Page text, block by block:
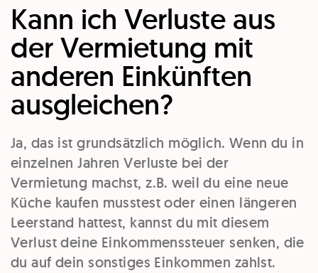
Kann ich Verluste aus
der Vermietung mit
anderen Einkünften
ausgleichen?
Ja, das ist grundsätzlich möglich. Wenn du in
einzelnen Jahren Verluste bei der
Vermietung machst, z.B. weil du eine neue
Küche kaufen musstest oder einen längeren
Leerstand hattest, kannst du mit diesem
Verlust deine Einkommenssteuer senken, die
du auf dein sonstiges Einkommen zahlst.